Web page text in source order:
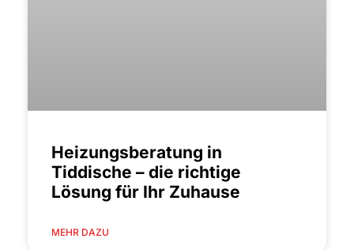
Heizungsberatung in
Tiddische – die richtige
Lösung für Ihr Zuhause
MEHR DAZU